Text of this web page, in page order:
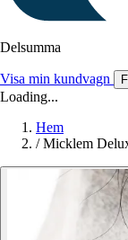
Delsumma
Visa min kundvagn
Loading...
Hem
/ Micklem